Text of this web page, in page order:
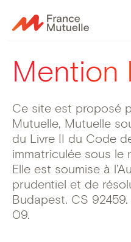
au
Mention
Ce site est proposé
Mutuelle, Mutuelle
du Livre II du Code
immatriculée sous le
Elle est soumise à
prudentiel et de
Budapest. CS 92459.
09.